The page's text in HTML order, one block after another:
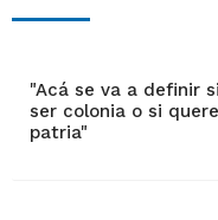
"Acá se va a definir
ser colonia o si
patria"